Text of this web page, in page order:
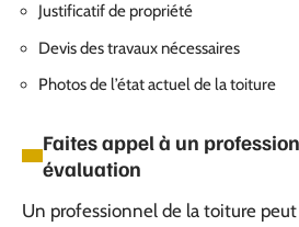
Justificatif de propriété
Devis des travaux nécessaires
Photos de l’état actuel de la toiture
Faites appel à un
évaluation
Un professionnel de la toiture peut